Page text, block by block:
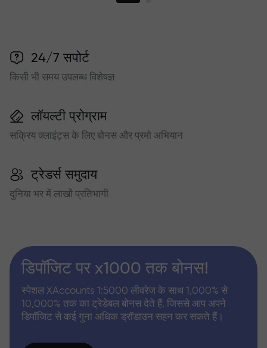
24/7 सपोर्ट
किसी भी समय उपलब्ध विशेषज्ञ
लॉयल्टी प्रोग्राम
सक्रिय क्लाइंट्स के लिए बोनस और प्रमो अभियान
ट्रेडर्स समुदाय
दुनिया भर में लाखों प्रतिभागी
डिपॉजिट पर x1000 तक बोनस!
स्पेशल XAccounts 1:5000 लीवरेज के साथ 1,000% से
10,000% तक का ट्रेडेबल बोनस देते हैं, जिससे आप अपने
डिपॉजिट से कई गुना अधिक ड्रॉडाउन सहन कर सकते हैं।